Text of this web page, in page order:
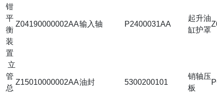
钳
平
衡
装
置
Z04190000002AA输入轴 P2400031AA
起升油
缸护罩
立
管
总
Z15010000002AA油封 5300200101
销轴压
板